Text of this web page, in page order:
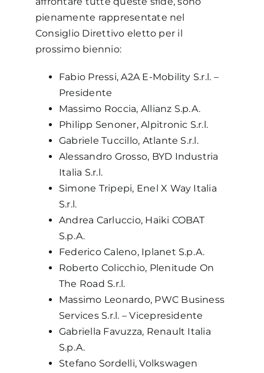
pienamente rappresentate nel
Consiglio Direttivo eletto per il
prossimo biennio:
Fabio Pressi, A2A E-Mobility S.r.l. –
Presidente
Massimo Roccia, Allianz S.p.A.
Philipp Senoner, Alpitronic S.r.l.
Gabriele Tuccillo, Atlante S.r.l.
Alessandro Grosso, BYD Industria
Italia S.r.l.
Simone Tripepi, Enel X Way Italia
S.r.l.
Andrea Carluccio, Haiki COBAT
S.p.A.
Federico Caleno, Iplanet S.p.A.
Roberto Colicchio, Plenitude On
The Road S.r.l.
Massimo Leonardo, PWC Business
Services S.r.l. – Vicepresidente
Gabriella Favuzza, Renault Italia
S.p.A.
Stefano Sordelli, Volkswagen